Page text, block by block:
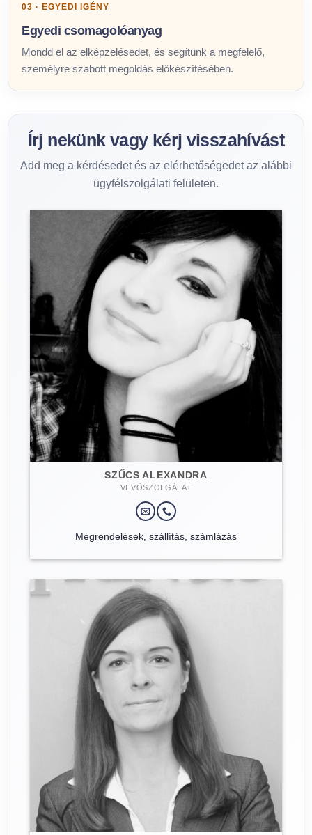
03 · EGYEDI IGÉNY
Egyedi csomagolóanyag
Mondd el az elképzelésedet, és segítünk a megfelelő,
személyre szabott megoldás előkészítésében.
Írj nekünk vagy kérj visszahívást
Add meg a kérdésedet és az elérhetőségedet az alábbi
ügyfélszolgálati felületen.
SZŰCS ALEXANDRA
VEVŐSZOLGÁLAT
Megrendelések, szállítás, számlázás